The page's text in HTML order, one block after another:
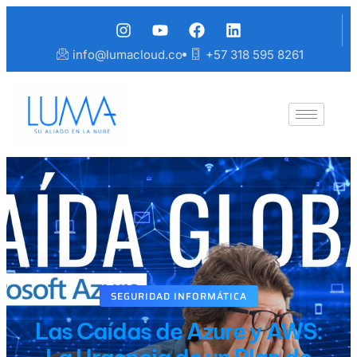
info@lumacloud.co +57 318 595 8261
SEGURIDAD INFORMÁTICA
Las Caídas de Azure y AWS: